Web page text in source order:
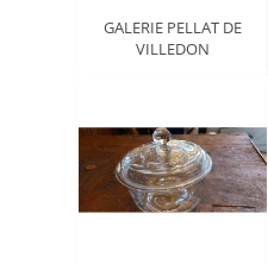
GALERIE PELLAT DE
VILLEDON